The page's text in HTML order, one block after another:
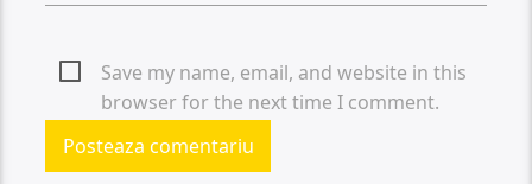
Save my name, email, and website in this
browser for the next time I comment.